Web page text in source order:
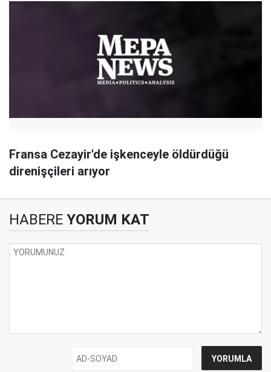
Fransa Cezayir'de işkenceyle öldürdüğü
direnişçileri arıyor
HABERE YORUM KAT